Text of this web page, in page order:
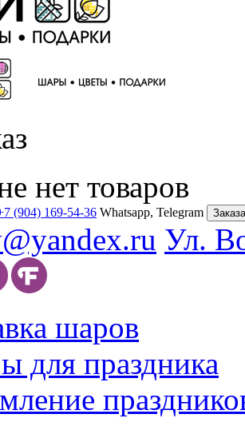
нет товаров
(904) 169-54-36 Whatsapp, Telegram
Ул.
шаров
для праздника